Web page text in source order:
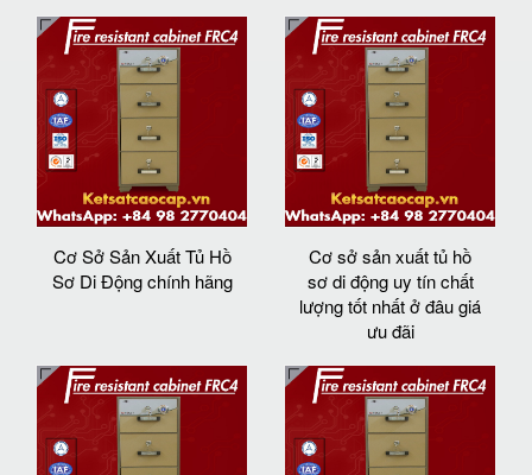
Cơ Sở Sản Xuất Tủ Hồ
Sơ Di Động chính hãng
Cơ sở sản xuất tủ hồ
sơ di động uy tín chất
lượng tốt nhất ở đâu giá
ưu đãi